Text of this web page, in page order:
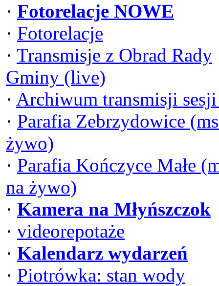
· Fotorelacje NOWE
· Fotorelacje
· Transmisje z Obrad Rady
Gminy (live)
· Archiwum transmisji
· Parafia Zebrzydowice
żywo)
· Parafia Kończyce Małe
na żywo)
· Kamera na Młyńszczok
· videorepotaże
· Kalendarz wydarzeń
· Piotrówka: stan wody